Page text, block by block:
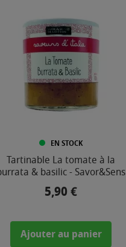
EN STOCK
Tartinable La tomate à la
& basilic - Savor&Sens
Prix
5,90 €
Ajouter au panier